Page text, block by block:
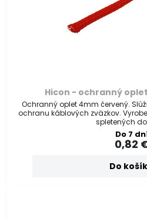
Hicon - ochranný
Ochranný oplet 4mm červený.
ochranu káblových zväzkov.
spletených
Do 7
0,82
Do